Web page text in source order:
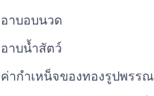
อาบอบนวด
อาบน้ำสัตว์
ค่ากำเหน็จของทองรูปพรรณ